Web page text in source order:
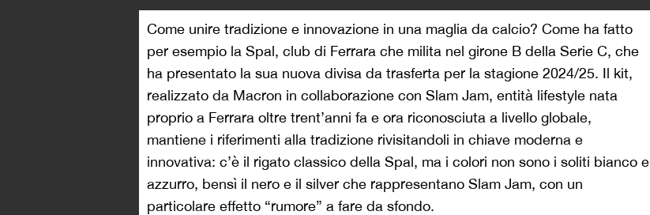
Come unire tradizione e innovazione in una maglia da calcio? Come ha fatto
per esempio la Spal, club di Ferrara che milita nel girone B della Serie C, che
ha presentato la sua nuova divisa da trasferta per la stagione 2024/25. Il kit,
realizzato da Macron in collaborazione con Slam Jam, entità lifestyle nata
proprio a Ferrara oltre trent’anni fa e ora riconosciuta a livello globale,
mantiene i riferimenti alla tradizione rivisitandoli in chiave moderna e
innovativa: c’è il rigato classico della Spal, ma i colori non sono i soliti bianco e
azzurro, bensì il nero e il silver che rappresentano Slam Jam, con un
particolare effetto “rumore” a fare da sfondo.